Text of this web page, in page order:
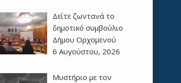
Δείτε ζωντανά το
δημοτικό συμβούλιο
Δήμου Ορχομενού
6 Αυγούστου, 2026
Μυστήριο με τον